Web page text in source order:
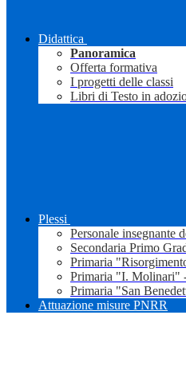
Didattica
Panoramica
Offerta formativa
I progetti delle classi
Libri di Testo in
Plessi
Personale insegnante
Secondaria Primo
Primaria
Primaria "I. Molinari"
Primaria "San
Attuazione misure PNRR